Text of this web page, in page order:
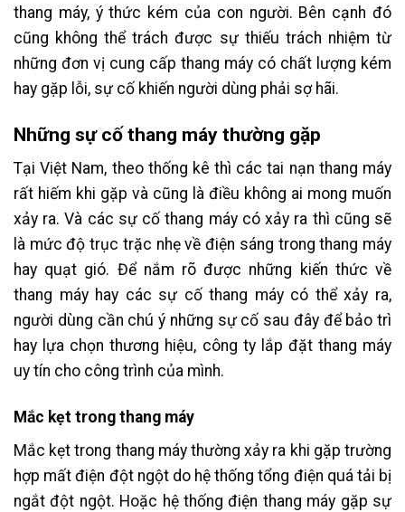
thang máy, ý thức kém của con người. Bên cạnh đó
cũng không thể trách được sự thiếu trách nhiệm từ
những đơn vị cung cấp thang máy có chất lượng kém
hay gặp lỗi, sự cố khiến người dùng phải sợ hãi.
Những sự cố thang máy thường gặp
Tại Việt Nam, theo thống kê thì các tai nạn thang máy
rất hiếm khi gặp và cũng là điều không ai mong muốn
xảy ra. Và các sự cố thang máy có xảy ra thì cũng sẽ
là mức độ trục trặc nhẹ về điện sáng trong thang máy
hay quạt gió. Để nắm rõ được những kiến thức về
thang máy hay các sự cố thang máy có thể xảy ra,
người dùng cần chú ý những sự cố sau đây để bảo trì
hay lựa chọn thương hiệu, công ty lắp đặt thang máy
uy tín cho công trình của mình.
Mắc kẹt trong thang máy
Mắc kẹt trong thang máy thường xảy ra khi gặp trường
hợp mất điện đột ngột do hệ thống tổng điện quá tải bị
ngắt đột ngột. Hoặc hệ thống điện thang máy gặp sự